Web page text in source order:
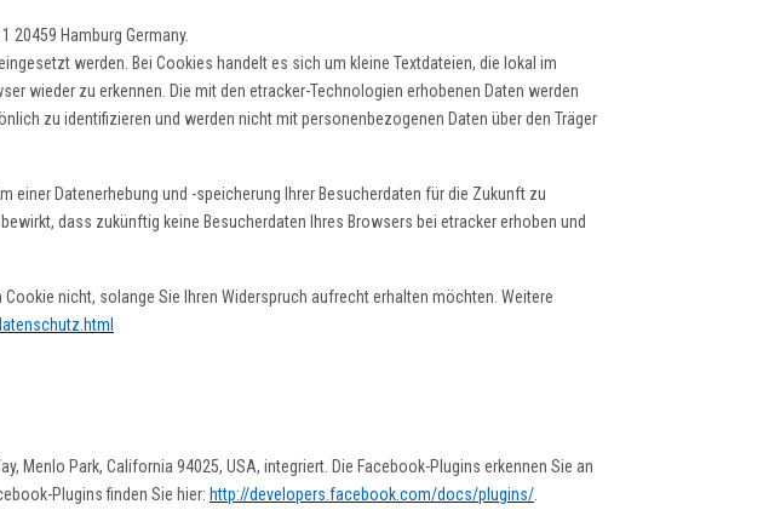
20459 Hamburg Germany.
werden. Bei Cookies handelt es sich um kleine Textdateien, die lokal im
wieder zu erkennen. Die mit den etracker-Technologien erhobenen Daten werden
zu identifizieren und werden nicht mit personenbezogenen Daten über den Träger
einer Datenerhebung und -speicherung Ihrer Besucherdaten für die Zukunft zu
dass zukünftig keine Besucherdaten Ihres Browsers bei etracker erhoben und
nicht, solange Sie Ihren Widerspruch aufrecht erhalten möchten. Weitere
Menlo Park, California 94025, USA, integriert. Die Facebook-Plugins erkennen Sie an
Plugins finden Sie hier: http://developers.facebook.com/docs/plugins/.